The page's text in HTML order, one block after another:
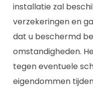
installatie zal
verzekeringen en
dat u beschermd
omstandigheden.
tegen eventuele
eigendommen